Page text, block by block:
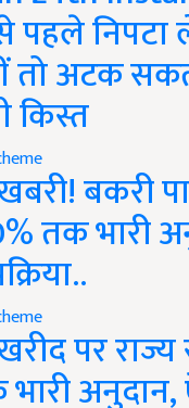
पहले निपटा
तो अटक
किस्त
बकरी
तक भारी
पर